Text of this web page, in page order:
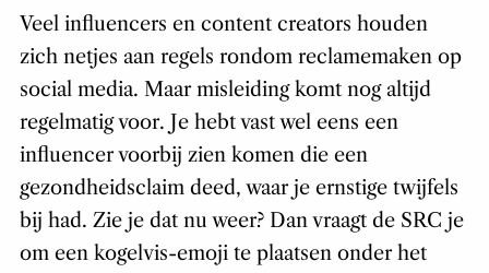
Veel influencers en content creators houden
zich netjes aan regels rondom reclamemaken op
social media. Maar misleiding komt nog altijd
regelmatig voor. Je hebt vast wel eens een
influencer voorbij zien komen die een
gezondheidsclaim deed, waar je ernstige twijfels
bij had. Zie je dat nu weer? Dan vraagt de SRC je
om een kogelvis-emoji te plaatsen onder het